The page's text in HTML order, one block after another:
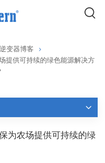
变器博客
提供可持续的绿色能源解决方
为农场提供可持续的绿